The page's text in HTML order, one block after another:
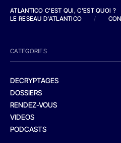
ATLANTICO C'EST QUI, C'EST QUOI ?
LE RESEAU D'ATLANTICO
/
CATEGORIES
DECRYPTAGES
DOSSIERS
RENDEZ-VOUS
VIDEOS
PODCASTS